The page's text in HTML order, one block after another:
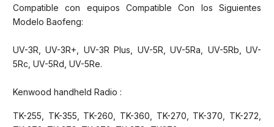
Compatible con equipos Compatible Con los Siguientes
Modelo Baofeng:
UV-3R, UV-3R+, UV-3R Plus, UV-5R, UV-5Ra, UV-5Rb, UV-
5Rc, UV-5Rd, UV-5Re.
Kenwood handheld Radio :
TK-255, TK-355, TK-260, TK-360, TK-270, TK-370, TK-272,